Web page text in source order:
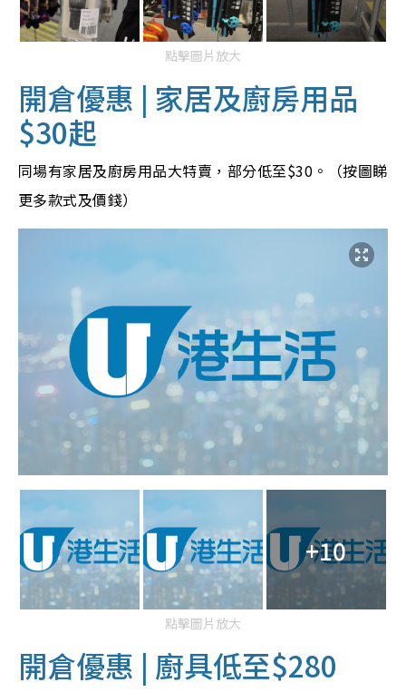
點擊圖片放大
開倉優惠 | 家居及廚房用品
$30起
同場有家居及廚房用品大特賣，部分低至$30。（按圖睇
更多款式及價錢）
+10
點擊圖片放大
開倉優惠 | 廚具低至$280